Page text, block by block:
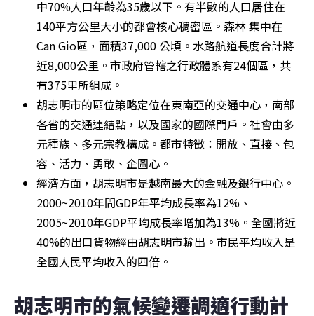
中70%人口年齡為35歲以下。有半數的人口居住在
140平方公里大小的都會核心稠密區。森林 集中在
Can Gio區，面積37,000 公頃。水路航道長度合計將
近8,000公里。市政府管轄之行政體系有24個區，共
有375里所組成。
胡志明市的區位策略定位在東南亞的交通中心，南部
各省的交通連結點，以及國家的國際門戶。社會由多
元種族、多元宗教構成。都市特徵：開放、直接、包
容、活力、勇敢、企圖心。
經濟方面，胡志明市是越南最大的金融及銀行中心。
2000~2010年間GDP年平均成長率為12%、
2005~2010年GDP平均成長率增加為13%。全國將近
40%的出口貨物經由胡志明市輸出。市民平均收入是
全國人民平均收入的四倍。
胡志明市的氣候變遷調適行動計